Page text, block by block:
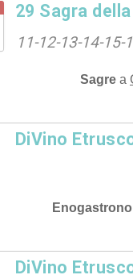
29 Sagra
11-12-13-14-
Sagre a
DiVino
DiVino